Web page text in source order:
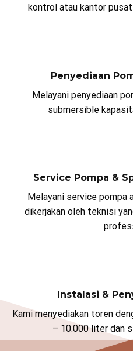
kontrol atau kantor pusat
Penyediaan
Melayani penyediaan
submersible
Service Pompa &
Melayani service pompa
dikerjakan oleh teknisi
Instalasi &
Kami menyediakan toren
– 10.000 liter dan